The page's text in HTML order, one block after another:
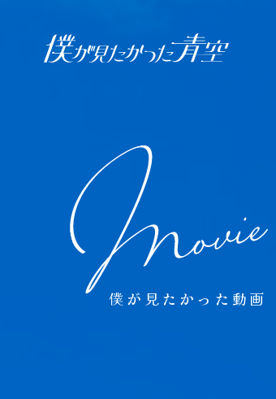
日記 BLOG
報告日誌
僕が見たかった動画